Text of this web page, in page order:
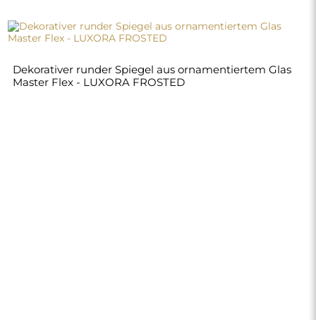
Dekorativer runder Spiegel aus ornamentiertem Glas
Master Flex - LUXORA FROSTED